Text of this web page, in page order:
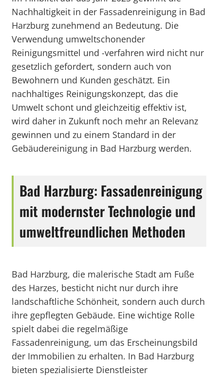
Nachhaltigkeit in der Fassadenreinigung in Bad
Harzburg zunehmend an Bedeutung. Die
Verwendung umweltschonender
Reinigungsmittel und -verfahren wird nicht nur
gesetzlich gefordert, sondern auch von
Bewohnern und Kunden geschätzt. Ein
nachhaltiges Reinigungskonzept, das die
Umwelt schont und gleichzeitig effektiv ist,
wird daher in Zukunft noch mehr an Relevanz
gewinnen und zu einem Standard in der
Gebäudereinigung in Bad Harzburg werden.
Bad Harzburg: Fassadenreinigung
mit modernster Technologie und
umweltfreundlichen Methoden
Bad Harzburg, die malerische Stadt am Fuße
des Harzes, besticht nicht nur durch ihre
landschaftliche Schönheit, sondern auch durch
ihre gepflegten Gebäude. Eine wichtige Rolle
spielt dabei die regelmäßige
Fassadenreinigung, um das Erscheinungsbild
der Immobilien zu erhalten. In Bad Harzburg
bieten spezialisierte Dienstleister